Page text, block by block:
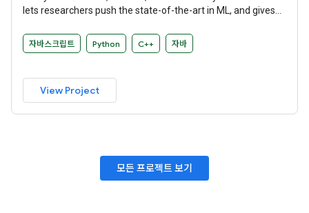
lets researchers push the state-of-the-art in ML, and gives
applications.
자바스크립트 Python C++ 자바
View Project
모든 프로젝트 보기